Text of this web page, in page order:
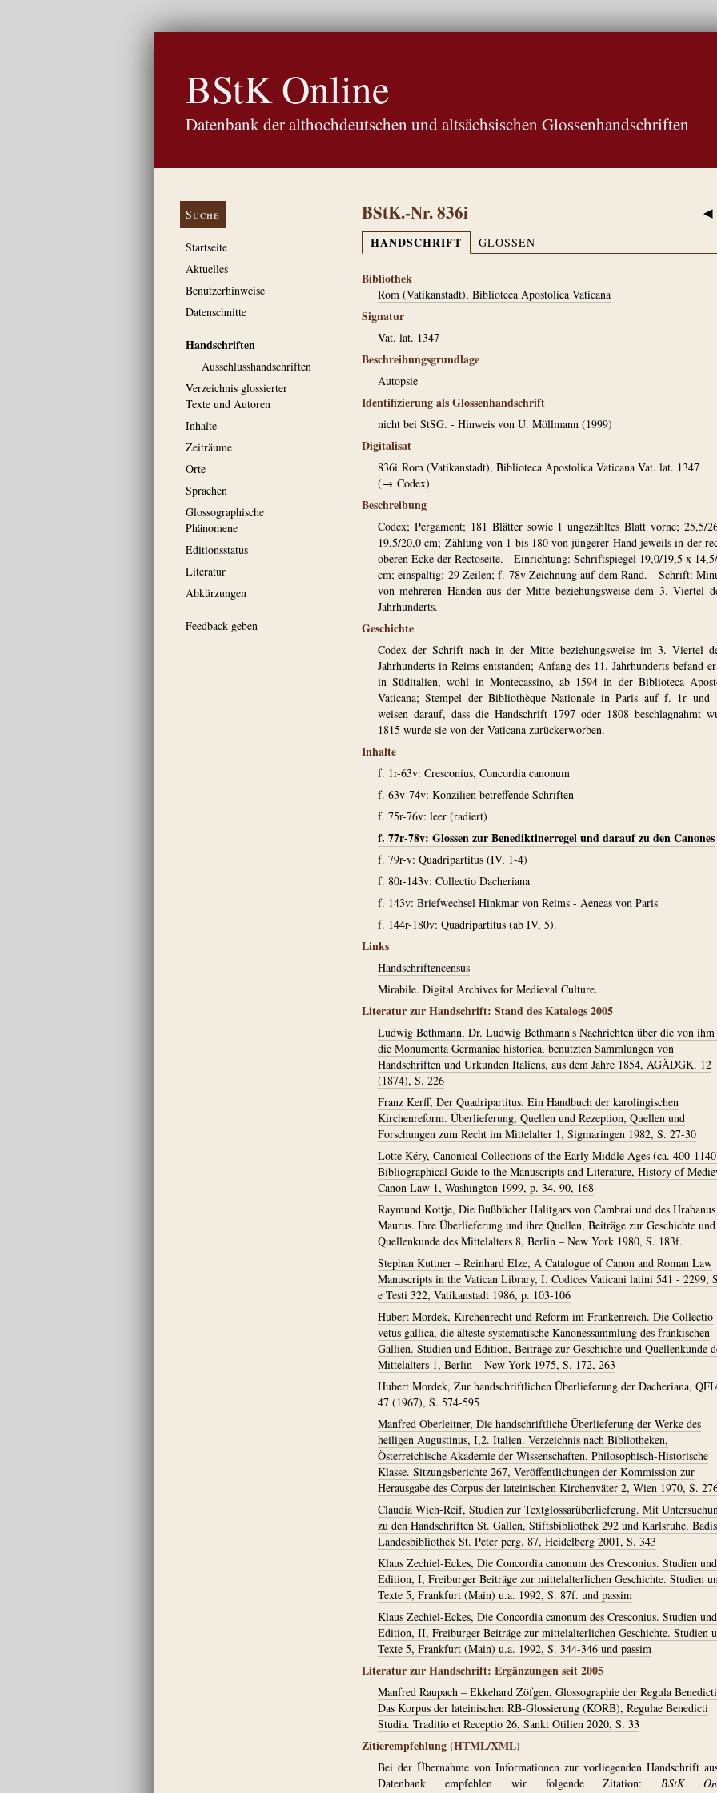
BStK Online
Datenbank der althochdeutschen und altsächsischen Glossenhandschriften
Suche
Startseite
Aktuelles
Benutzerhinweise
Datenschnitte
Handschriften
Ausschluss­handschriften
Verzeichnis glossierter
Texte und Autoren
Inhalte
Zeiträume
Orte
Sprachen
Glossographische
Phänomene
Editionsstatus
Literatur
Abkürzungen
Feedback geben
◀
BStK.-Nr. 836i
HANDSCHRIFT GLOSSEN
Bibliothek
Rom (Vatikanstadt), Biblioteca Apostolica Vaticana
Signatur
Vat. lat. 1347
Beschreibungsgrundlage
Autopsie
Identifizierung als Glossenhandschrift
nicht bei StSG. - Hinweis von U. Möllmann (1999)
Digitalisat
836i Rom (Vatikanstadt), Biblioteca Apostolica Vaticana Vat. lat. 1347
(→ Codex)
Beschreibung
Codex; Pergament; 181 Blätter sowie 1 ungezähltes Blatt vorne; 25,5/
19,5/20,0 cm; Zählung von 1 bis 180 von jüngerer Hand jeweils in der
oberen Ecke der Rectoseite. - Einrichtung: Schriftspiegel 19,0/19,5 x
cm; einspaltig; 29 Zeilen; f. 78v Zeichnung auf dem Rand. - Schrift:
von mehreren Händen aus der Mitte beziehungsweise dem 3. Viertel
Jahrhunderts.
Geschichte
Codex der Schrift nach in der Mitte beziehungsweise im 3. Viertel
Jahrhunderts in Reims entstanden; Anfang des 11. Jahrhunderts befand
in Süditalien, wohl in Montecassino, ab 1594 in der Biblioteca
Vaticana; Stempel der Bibliothèque Nationale in Paris auf f. 1r und
weisen darauf, dass die Handschrift 1797 oder 1808 beschlagnahmt
1815 wurde sie von der Vaticana zurückerworben.
Inhalte
f. 1r-63v: Cresconius, Concordia canonum
f. 63v-74v: Konzilien betreffende Schriften
f. 75r-76v: leer (radiert)
f. 77r-78v: Glossen zur Benediktinerregel und darauf zu den Canones
f. 79r-v: Quadripartitus (IV, 1-4)
f. 80r-143v: Collectio Dacheriana
f. 143v: Briefwechsel Hinkmar von Reims - Aeneas von Paris
f. 144r-180v: Quadripartitus (ab IV, 5).
Links
Handschriftencensus
Mirabile. Digital Archives for Medieval Culture.
Literatur zur Handschrift: Stand des Katalogs 2005
Ludwig Bethmann, Dr. Ludwig Bethmann's Nachrichten über die von
die Monumenta Germaniae historica, benutzten Sammlungen von
Handschriften und Urkunden Italiens, aus dem Jahre 1854, AGÄDGK. 12
(1874), S. 226
Franz Kerff, Der Quadripartitus. Ein Handbuch der karolingischen
Kirchenreform. Überlieferung, Quellen und Rezeption, Quellen und
Forschungen zum Recht im Mittelalter 1, Sigmaringen 1982, S. 27-30
Lotte Kéry, Canonical Collections of the Early Middle Ages (ca. 400-
Bibliographical Guide to the Manuscripts and Literature, History of
Canon Law 1, Washington 1999, p. 34, 90, 168
Raymund Kottje, Die Bußbücher Halitgars von Cambrai und des Hrabanus
Maurus. Ihre Überlieferung und ihre Quellen, Beiträge zur Geschichte und
Quellenkunde des Mittelalters 8, Berlin – New York 1980, S. 183f.
Stephan Kuttner – Reinhard Elze, A Catalogue of Canon and Roman Law
Manuscripts in the Vatican Library, I. Codices Vaticani latini 541 - 2299,
e Testi 322, Vatikanstadt 1986, p. 103-106
Hubert Mordek, Kirchenrecht und Reform im Frankenreich. Die Collectio
vetus gallica, die älteste systematische Kanonessammlung des fränkischen
Gallien. Studien und Edition, Beiträge zur Geschichte und Quellenkunde
Mittelalters 1, Berlin – New York 1975, S. 172, 263
Hubert Mordek, Zur handschriftlichen Überlieferung der Dacheriana,
47 (1967), S. 574-595
Manfred Oberleitner, Die handschriftliche Überlieferung der Werke des
heiligen Augustinus, I,2. Italien. Verzeichnis nach Bibliotheken,
Österreichische Akademie der Wissenschaften. Philosophisch-Historische
Klasse. Sitzungsberichte 267, Veröffentlichungen der Kommission zur
Herausgabe des Corpus der lateinischen Kirchenväter 2, Wien 1970, S.
Claudia Wich-Reif, Studien zur Textglossarüberlieferung. Mit
zu den Handschriften St. Gallen, Stiftsbibliothek 292 und Karlsruhe,
Landesbibliothek St. Peter perg. 87, Heidelberg 2001, S. 343
Klaus Zechiel-Eckes, Die Concordia canonum des Cresconius. Studien und
Edition, I, Freiburger Beiträge zur mittelalterlichen Geschichte. Studien
Texte 5, Frankfurt (Main) u.a. 1992, S. 87f. und passim
Klaus Zechiel-Eckes, Die Concordia canonum des Cresconius. Studien und
Edition, II, Freiburger Beiträge zur mittelalterlichen Geschichte. Studien
Texte 5, Frankfurt (Main) u.a. 1992, S. 344-346 und passim
Literatur zur Handschrift: Ergänzungen seit 2005
Manfred Raupach – Ekkehard Zöfgen, Glossographie der Regula
Das Korpus der lateinischen RB-Glossierung (KORB), Regulae Benedicti
Studia. Traditio et Receptio 26, Sankt Otilien 2020, S. 33
Zitierempfehlung (HTML/XML)
Bei der Übernahme von Informationen zur vorliegenden Handschrift
Datenbank empfehlen wir folgende Zitation:BStK